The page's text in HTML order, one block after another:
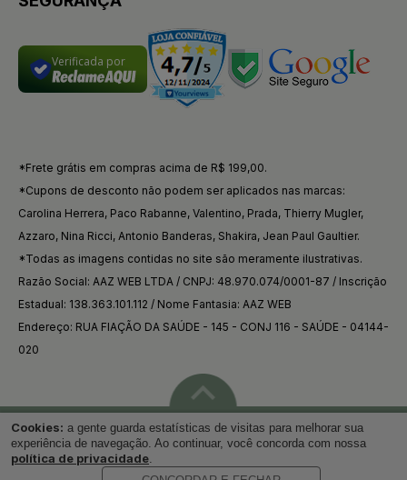
Verificada por
*Frete grátis em compras acima de R$ 199,00.
*Cupons de desconto não podem ser aplicados nas marcas:
Carolina Herrera, Paco Rabanne, Valentino, Prada, Thierry Mugler,
Azzaro, Nina Ricci, Antonio Banderas, Shakira, Jean Paul Gaultier.
*Todas as imagens contidas no site são meramente ilustrativas.
Razão Social: AAZ WEB LTDA / CNPJ: 48.970.074/0001-87 / Inscrição
Estadual: 138.363.101.112 / Nome Fantasia: AAZ WEB
Endereço: RUA FIAÇÃO DA SAÚDE - 145 - CONJ 116 - SAÚDE - 04144-
020
Voltar ao topo
Cookies: a gente guarda estatísticas de visitas para melhorar sua
experiência de navegação. Ao continuar, você concorda com nossa
política de privacidade.